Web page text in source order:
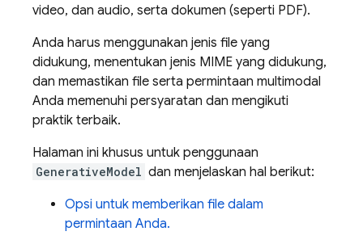
video, dan audio, serta dokumen (seperti PDF).
Anda harus menggunakan jenis file yang
didukung, menentukan jenis MIME yang didukung,
dan memastikan file serta permintaan multimodal
Anda memenuhi persyaratan dan mengikuti
praktik terbaik.
Halaman ini khusus untuk penggunaan
GenerativeModel dan menjelaskan hal berikut:
Opsi untuk memberikan file dalam
permintaan Anda.